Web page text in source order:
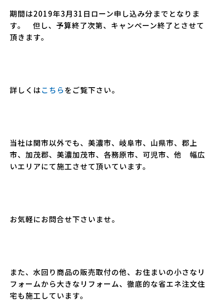
期間は2019年3月31日ローン申し込み分までとなりま
す。 但し、予算終了次第、キャンペーン終了とさせて
頂きます。
詳しくはこちらをご覧下さい。
当社は関市以外でも、美濃市、岐阜市、山県市、郡上
市、加茂郡、美濃加茂市、各務原市、可児市、他 幅広
いエリアにて施工させて頂いています。
お気軽にお問合せ下さいませ。
また、水回り商品の販売取付の他、お住まいの小さなリ
フォームから大きなリフォーム、徹底的な省エネ注文住
宅も施工しています。